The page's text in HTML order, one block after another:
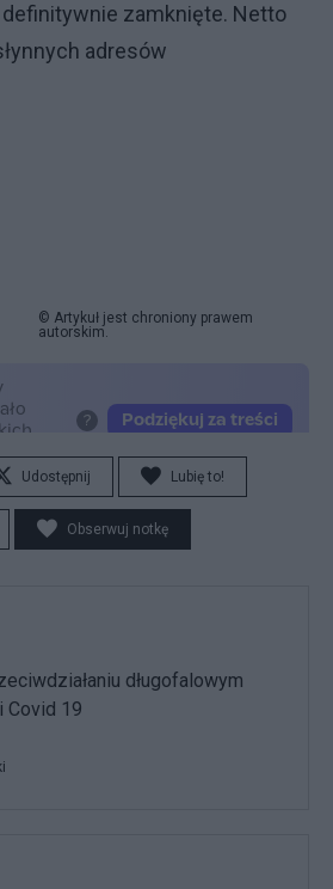
zamknięte. Netto
adresów
© Artykuł jest chroniony prawem
autorskim.
Udostępnij Lubię to!
Obserwuj notkę
długofalowym
Covid 19